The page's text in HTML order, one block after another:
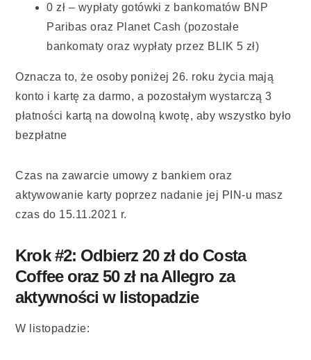
0 zł – wypłaty gotówki z bankomatów BNP
Paribas oraz Planet Cash (pozostałe
bankomaty oraz wypłaty przez BLIK 5 zł)
Oznacza to, że osoby poniżej 26. roku życia mają
konto i kartę za darmo, a pozostałym wystarczą 3
płatności kartą na dowolną kwotę, aby wszystko było
bezpłatne
Czas na zawarcie umowy z bankiem oraz
aktywowanie karty poprzez nadanie jej PIN-u masz
czas do 15.11.2021 r.
Krok #2: Odbierz 20 zł do Costa
Coffee oraz 50 zł na Allegro za
aktywności w listopadzie
W listopadzie: